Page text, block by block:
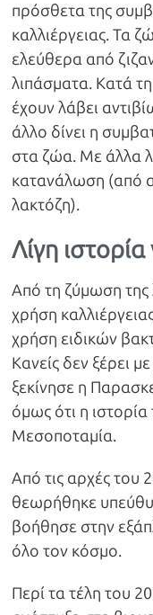
πρόσθετα της
καλλιέργειας. Τα
ελεύθερα από
λιπάσματα. Κατά
έχουν λάβει
άλλο δίνει η
στα ζώα. Με άλλα
κατανάλωση (από
λακτόζη).
Λίγη ιστορία
Από τη ζύμωση της
χρήση
χρήση ειδικών
Κανείς δεν ξέρει
ξεκίνησε η
όμως ότι η
Μεσοποταμία.
Από τις αρχές του
θεωρήθηκε
βοήθησε στην
όλο τον κόσμο.
Περί τα τέλη του